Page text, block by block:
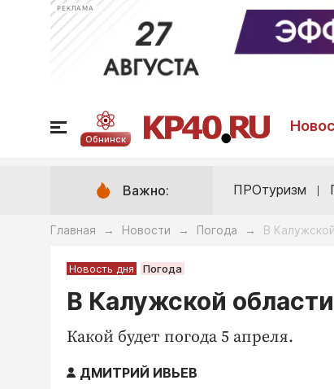
РЕКЛАМА
Обнинск
Важно: ПРОтуризм
Главная → Новости → Погода → В
Новость дня Погода
В Калужской
Какой будет погода 5 апреля.
ДМИТРИЙ ИВЬЕВ